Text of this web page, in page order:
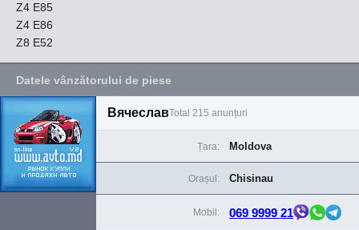
Z4 E85
Z4 E86
Z8 E52
Datele vânzătorului de piese
ВячеславTotal 215 anunțuri
Țara: Moldova
Orașul: Chisinau
Mobil: 069 9999 21